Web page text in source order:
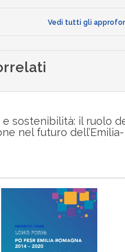
Vedi tutti gli
e sostenibilità: il ruolo
nel futuro dell’Emilia-